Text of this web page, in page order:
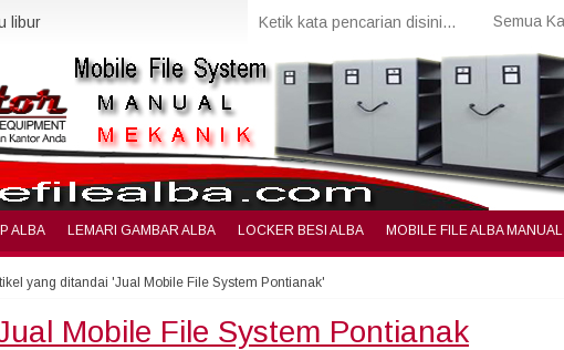
libur
ALBA LEMARI GAMBAR ALBA LOCKER BESI ALBA MOBILE FILE ALBA MANUAL
yang ditandai 'Jual Mobile File System Pontianak'
Mobile File System Pontianak